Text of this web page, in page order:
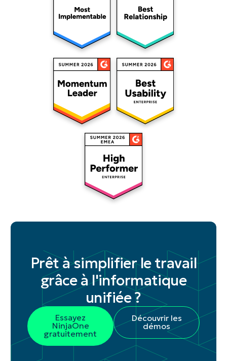
Prêt à simplifier le travail
grâce à l'informatique
unifiée ?
Essayez
NinjaOne
gratuitement
Découvrir les
démos